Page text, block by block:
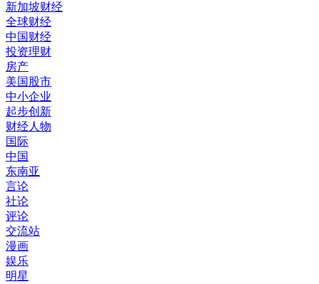
新加坡财经
全球财经
中国财经
投资理财
房产
美国股市
中小企业
起步创新
财经人物
国际
中国
东南亚
言论
社论
评论
交流站
漫画
娱乐
明星